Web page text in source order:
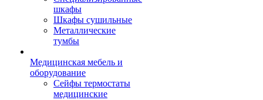
шкафы
Шкафы сушильные
Металлические
тумбы
Медицинская мебель и
оборудование
Сейфы термостаты
медицинские